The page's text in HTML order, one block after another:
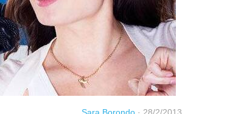
Sara Borondo · 28/2/2013